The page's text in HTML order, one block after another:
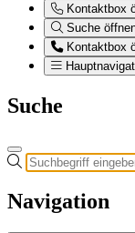
Kontaktbox
Suche
Kontaktbox
Suche
Navigation